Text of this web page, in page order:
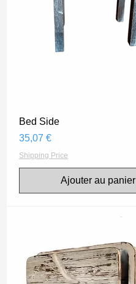
Bed Side
Prix
35,07 €
Shipping Price
Ajouter au panier